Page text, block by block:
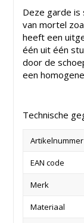
Deze garde is
van mortel
heeft een
één uit één
door de
een
Technische
Artikelnummer
EAN code
Merk
Materiaal